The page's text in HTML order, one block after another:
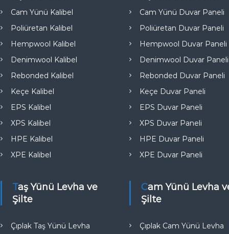
Cam Yünü Kalibel
Poliüretan Kalibel
Hempwool Kalibel
Denimwool Kalibel
Rebonded Kalibel
Keçe Kalibel
EPS Kalibel
XPS Kalibel
HPE Kalibel
XPE Kalibel
Taş Yünü Levha ve
Şilte
Çıplak Taş Yünü Levha
Cam Yünü Duvar Paneli
Poliüretan Duvar Paneli
Hempwool Duvar Paneli
Denimwool Duvar Paneli
Rebonded Duvar Paneli
Keçe Duvar Paneli
EPS Duvar Paneli
XPS Duvar Paneli
HPE Duvar Paneli
XPE Duvar Paneli
Cam Yünü Levha ve
Şilte
Çıplak Cam Yünü Levha